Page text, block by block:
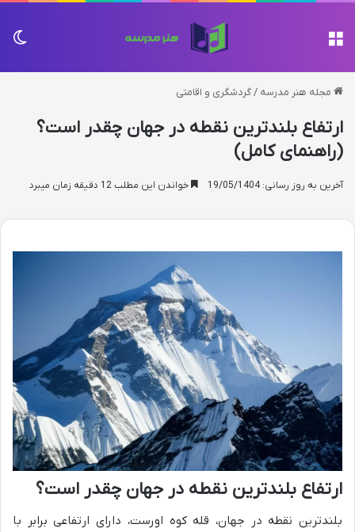
مجله هنر مدرسه /گردشگری و اقامتی
ارتفاع بلندترین نقطه در جهان چقدر است؟
(راهنمای کامل)
آخرین به روز رسانی: 19/05/1404 خواندن این مطلب 12 دقیقه زمان میبرد
ارتفاع بلندترین نقطه در جهان چقدر است؟
بلندترین نقطه در جهان، قله کوه اورست، دارای ارتفاعی برابر با